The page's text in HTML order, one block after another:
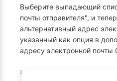
Выберите выпадающий
почты отправителя", и
альтернативный адрес
указанный как опция в
адресу электронной почты